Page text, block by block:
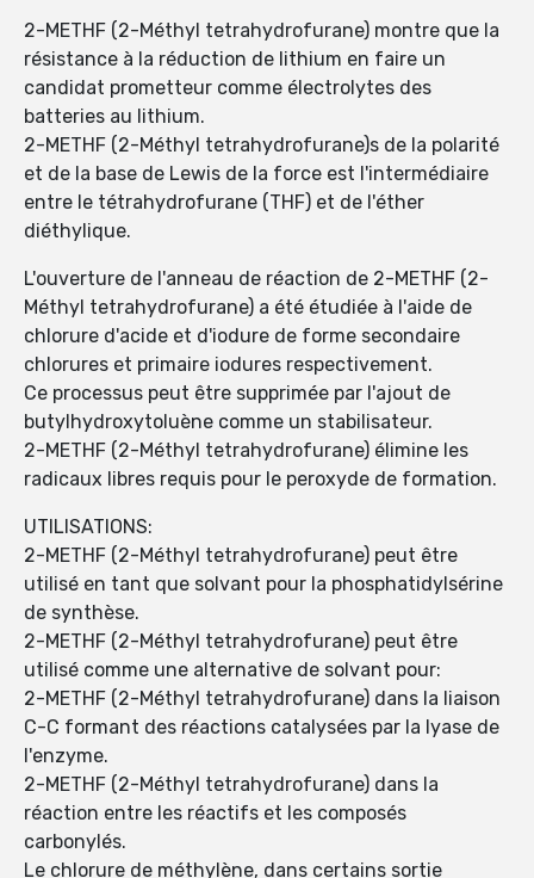
2-METHF (2-Méthyl tetrahydrofurane) montre que la
résistance à la réduction de lithium en faire un
candidat prometteur comme électrolytes des
batteries au lithium.
2-METHF (2-Méthyl tetrahydrofurane)s de la polarité
et de la base de Lewis de la force est l'intermédiaire
entre le tétrahydrofurane (THF) et de l'éther
diéthylique.
L'ouverture de l'anneau de réaction de 2-METHF (2-
Méthyl tetrahydrofurane) a été étudiée à l'aide de
chlorure d'acide et d'iodure de forme secondaire
chlorures et primaire iodures respectivement.
Ce processus peut être supprimée par l'ajout de
butylhydroxytoluène comme un stabilisateur.
2-METHF (2-Méthyl tetrahydrofurane) élimine les
radicaux libres requis pour le peroxyde de formation.
UTILISATIONS:
2-METHF (2-Méthyl tetrahydrofurane) peut être
utilisé en tant que solvant pour la phosphatidylsérine
de synthèse.
2-METHF (2-Méthyl tetrahydrofurane) peut être
utilisé comme une alternative de solvant pour:
2-METHF (2-Méthyl tetrahydrofurane) dans la liaison
C-C formant des réactions catalysées par la lyase de
l'enzyme.
2-METHF (2-Méthyl tetrahydrofurane) dans la
réaction entre les réactifs et les composés
carbonylés.
Le chlorure de méthylène, dans certains sortie